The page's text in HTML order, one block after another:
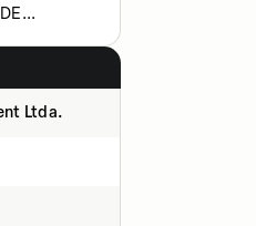
Ltda.